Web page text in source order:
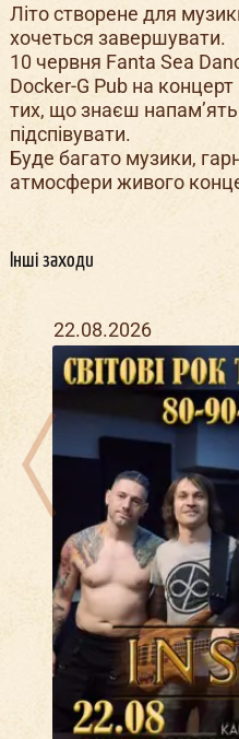
Літо створене для
хочеться завершувати.
10 червня Fanta Sea
Docker-G Pub на
тих, що знаєш напам’ять
підспівувати.
Буде багато музики,
атмосфери живого
Інші заходи
22.08.2026